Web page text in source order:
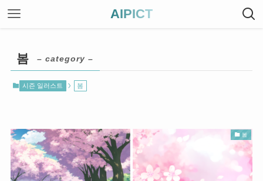
AIPICT
봄 – category –
시즌 일러스트 봄
봄